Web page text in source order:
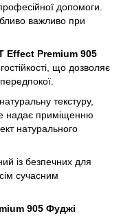
допомоги.
важливо при
Effect Premium 905
що дозволяє
текстуру,
надає приміщенню
натурального
із безпечних для
сучасним
905 Фуджі